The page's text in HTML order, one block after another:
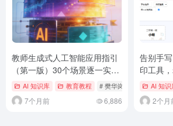
教师生成式人工智能应用指引
（第一版）30个场景逐一实操
——学生异常识别
AI 知识库 教育教程 # 樊华岗名班主任工作室
7个月前 6,886
告别手
印工具
AI 知识
2个月